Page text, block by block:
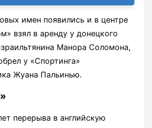
имен появились и в центре
взял в аренду у донецкого
Манора Соломона,
у «Спортинга»
Жуана Пальинью.
перерыва в английскую